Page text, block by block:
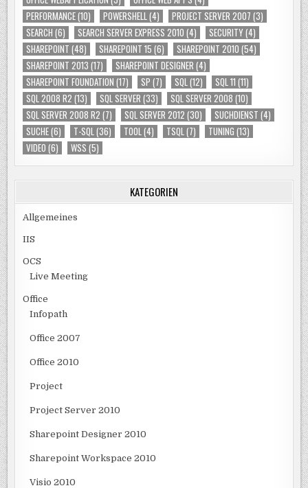
PERFORMANCE(10) POWERSHELL (4) PROJECT SERVER 2007 (3)
SEARCH (6) SEARCH SERVER EXPRESS 2010 (4) SECURITY(4)
SHAREPOINT (48) SHAREPOINT 15 (6) SHAREPOINT 2010 (54)
SHAREPOINT 2013 (17) SHAREPOINT DESIGNER (4)
SHAREPOINT FOUNDATION (17) SP (7) SQL (12) SQL 11 (11)
SQL 2008 R2 (13) SQL SERVER (33) SQL SERVER 2008 (10)
SQL SERVER 2008 R2 (7) SQL SERVER 2012 (30) SUCHDIENST (4)
SUCHE(6) T-SQL (36) TOOL (4) TSQL (7) TUNING (13)
VIDEO (6) WSS (5)
KATEGORIEN
Allgemeines
IIS
OCS
Live Meeting
Office
Infopath
Office 2007
Office 2010
Project
Project Server 2010
Sharepoint Designer 2010
Sharepoint Workspace 2010
Visio 2010